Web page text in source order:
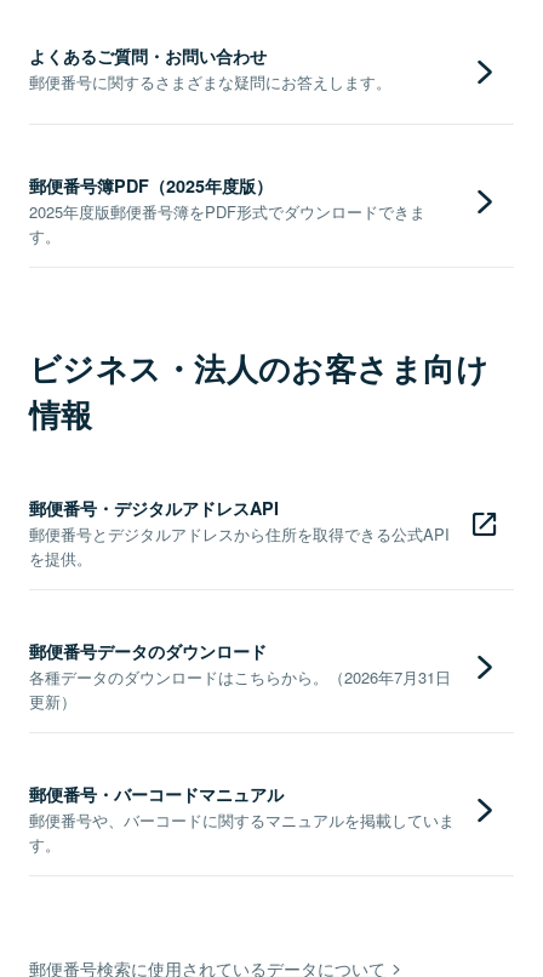
よくあるご質問・お問い合わせ
郵便番号に関するさまざまな疑問にお答えします。
郵便番号簿PDF（2025年度版）
2025年度版郵便番号簿をPDF形式でダウンロードできま
す。
ビジネス・法人のお客さま向け
情報
郵便番号・デジタルアドレスAPI
郵便番号とデジタルアドレスから住所を取得できる公式API
を提供。
郵便番号データのダウンロード
各種データのダウンロードはこちらから。（2026年7月31日
更新）
郵便番号・バーコードマニュアル
郵便番号や、バーコードに関するマニュアルを掲載していま
す。
郵便番号検索に使用されているデータについて